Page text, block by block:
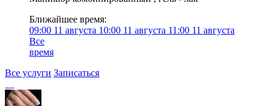
Ближайшее время:
09:00 11 августа 10:00 11 августа 11:00 11 августа
Все
время
Все услуги Записаться